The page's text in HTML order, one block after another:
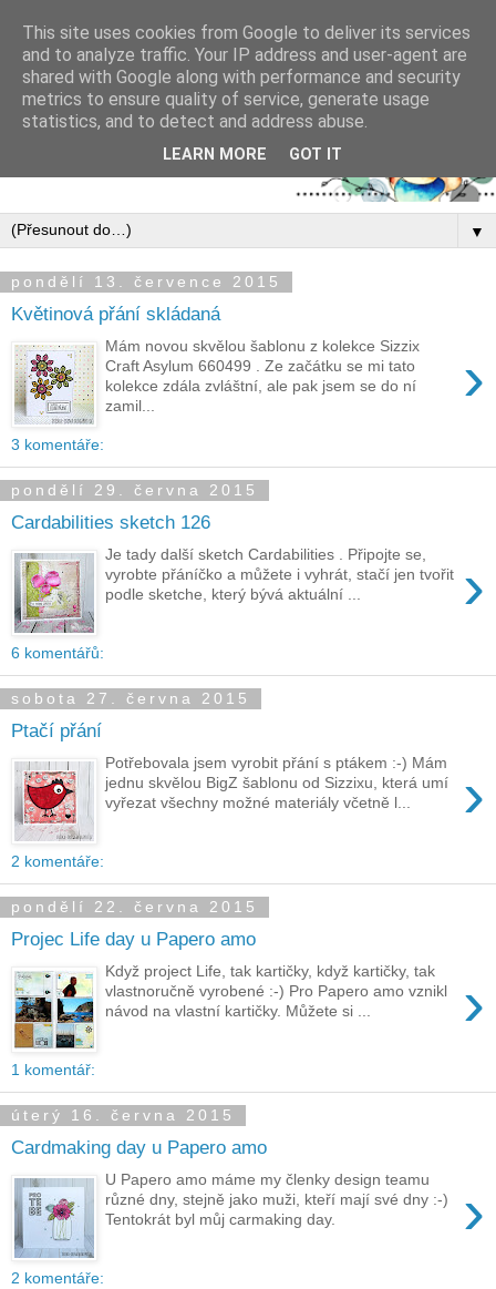
▼
pondělí 13. července 2015
Květinová přání skládaná
›
Mám novou skvělou šablonu z kolekce Sizzix
Craft Asylum 660499 . Ze začátku se mi tato
kolekce zdála zvláštní, ale pak jsem se do ní
zamil...
3 komentáře:
pondělí 29. června 2015
Cardabilities sketch 126
›
Je tady další sketch Cardabilities . Připojte se,
vyrobte přáníčko a můžete i vyhrát, stačí jen tvořit
podle sketche, který bývá aktuální ...
6 komentářů:
sobota 27. června 2015
Ptačí přání
›
Potřebovala jsem vyrobit přání s ptákem :-) Mám
jednu skvělou BigZ šablonu od Sizzixu, která umí
vyřezat všechny možné materiály včetně l...
2 komentáře:
pondělí 22. června 2015
Projec Life day u Papero amo
›
Když project Life, tak kartičky, když kartičky, tak
vlastnoručně vyrobené :-) Pro Papero amo vznikl
návod na vlastní kartičky. Můžete si ...
1 komentář:
úterý 16. června 2015
Cardmaking day u Papero amo
›
U Papero amo máme my členky design teamu
různé dny, stejně jako muži, kteří mají své dny :-)
Tentokrát byl můj carmaking day.
2 komentáře:
This site uses cookies from Google to deliver its services
and to analyze traffic. Your IP address and user-agent are
shared with Google along with performance and security
metrics to ensure quality of service, generate usage
statistics, and to detect and address abuse.
LEARN MORE GOT IT